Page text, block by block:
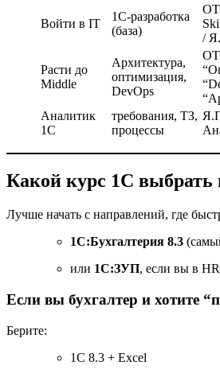
Войти в IT
1С-разработка
(база)
/
Расти до
Middle
Архитектура,
оптимизация,
DevOps
Аналитик
1С
требования, ТЗ,
процессы
Какой курс 1С выбрать
Лучше начать с направлений, где
1С:Бухгалтерия 8.3
или 1С:ЗУП, если вы в
Если вы бухгалтер и хотите
Берите:
1С 8.3 + Excel